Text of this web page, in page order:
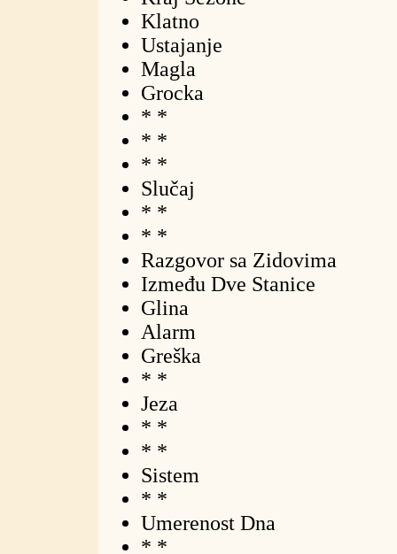
Klatno
Ustajanje
Magla
Grocka
* *
* *
* *
Slučaj
* *
* *
Razgovor sa Zidovima
Između Dve Stanice
Glina
Alarm
Greška
* *
Jeza
* *
* *
Sistem
* *
Umerenost Dna
* *